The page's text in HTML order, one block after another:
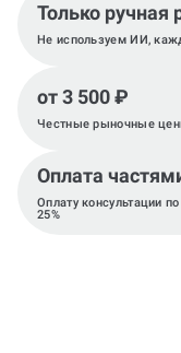
Только ручная
Не используем ИИ,
от 3 500 ₽
Честные рыночные
Оплата
Оплату консультации
25%